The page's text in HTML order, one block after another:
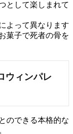
として楽しまれて
よって異なります
菓子で死者の骨を
ウィンパレ
のできる本格的な